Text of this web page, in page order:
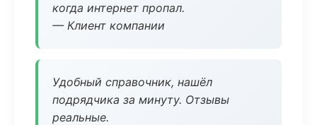
когда интернет пропал.
— Клиент компании
Удобный справочник, нашёл
подрядчика за минуту. Отзывы
реальные.